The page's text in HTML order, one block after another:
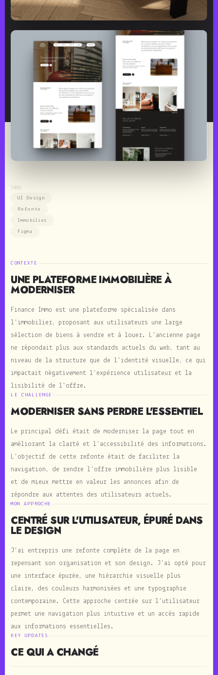
TAGS
UI Design
Refonte
Immobilier
Figma
CONTEXTE
UNE PLATEFORME IMMOBILIÈRE À
MODERNISER
Finance Immo est une plateforme spécialisée dans
l'immobilier, proposant aux utilisateurs une large
sélection de biens à vendre et à louer. L'ancienne page
ne répondait plus aux standards actuels du web, tant au
niveau de la structure que de l'identité visuelle, ce qui
impactait négativement l'expérience utilisateur et la
lisibilité de l'offre.
LE CHALLENGE
MODERNISER SANS PERDRE L'ESSENTIEL
Le principal défi était de moderniser la page tout en
améliorant la clarté et l'accessibilité des informations.
L'objectif de cette refonte était de faciliter la
navigation, de rendre l'offre immobilière plus lisible
et de mieux mettre en valeur les annonces afin de
répondre aux attentes des utilisateurs actuels.
MON APPROCHE
CENTRÉ SUR L'UTILISATEUR, ÉPURÉ DANS
LE DESIGN
J'ai entrepris une refonte complète de la page en
repensant son organisation et son design. J'ai opté pour
une interface épurée, une hiérarchie visuelle plus
claire, des couleurs harmonisées et une typographie
contemporaine. Cette approche centrée sur l'utilisateur
permet une navigation plus intuitive et un accès rapide
aux informations essentielles.
KEY UPDATES
CE QUI A CHANGÉ